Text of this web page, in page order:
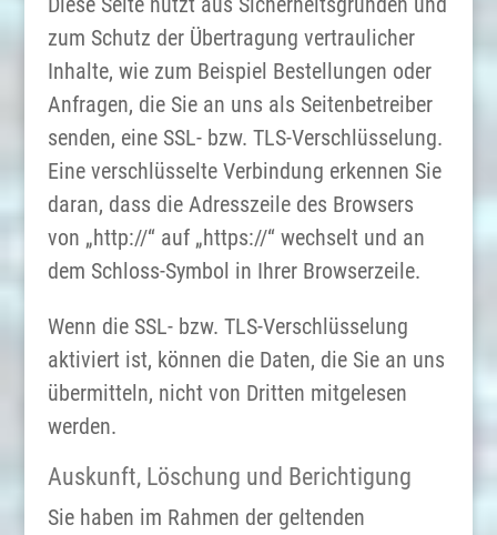
zum Schutz der Übertragung vertraulicher
Inhalte, wie zum Beispiel Bestellungen oder
Anfragen, die Sie an uns als Seitenbetreiber
senden, eine SSL- bzw. TLS-Verschlüsselung.
Eine verschlüsselte Verbindung erkennen Sie
daran, dass die Adresszeile des Browsers
von „http://“ auf „https://“ wechselt und an
dem Schloss-Symbol in Ihrer Browserzeile.
Wenn die SSL- bzw. TLS-Verschlüsselung
aktiviert ist, können die Daten, die Sie an uns
übermitteln, nicht von Dritten mitgelesen
werden.
Auskunft, Löschung und Berichtigung
Sie haben im Rahmen der geltenden